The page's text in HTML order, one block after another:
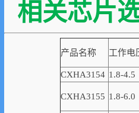
相关芯片
产品名称 工作电
CXHA3154 1.8-4.5
CXHA3155 1.8-6.0